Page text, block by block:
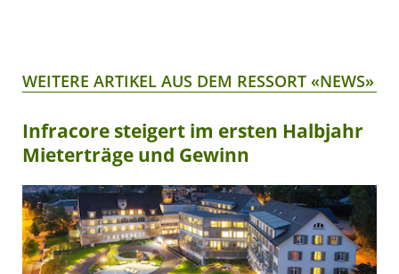
WEITERE ARTIKEL AUS DEM RESSORT «NEWS»
Infracore steigert im ersten Halbjahr
Mieterträge und Gewinn